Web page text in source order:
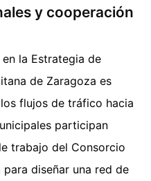
y cooperación
la Estrategia de
de Zaragoza es
flujos de tráfico hacia
participan
trabajo del Consorcio
diseñar una red de